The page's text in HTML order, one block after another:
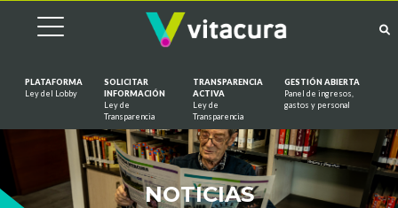
PLATAFORMA
Ley del Lobby
SOLICITAR
INFORMACIÓN
Ley de
Transparencia
TRANSPARENCIA
ACTIVA
Ley de
Transparencia
GESTIÓN ABIERTA
Panel de ingresos,
gastos y personal
NOTICIAS